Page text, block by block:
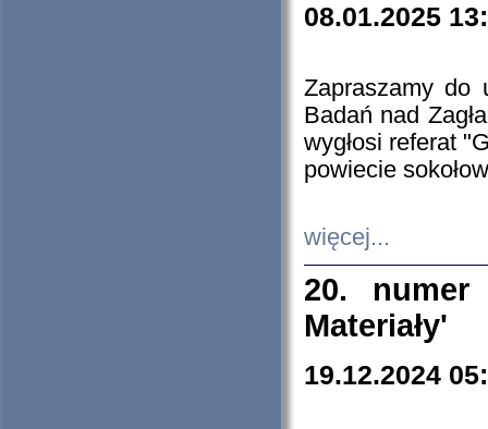
08.01.2025
Zapraszamy do
Badań nad
wygłosi referat
powiecie
więcej...
20. numer
Materiały'
19.12.2024